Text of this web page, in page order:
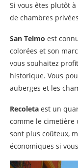
Si vous êtes plutôt
de chambres
San Telmo est
colorées et son
vous souhaitez
historique. Vous
auberges et les
Recoleta est un
comme le cimetière
sont plus coûteux,
économiques si